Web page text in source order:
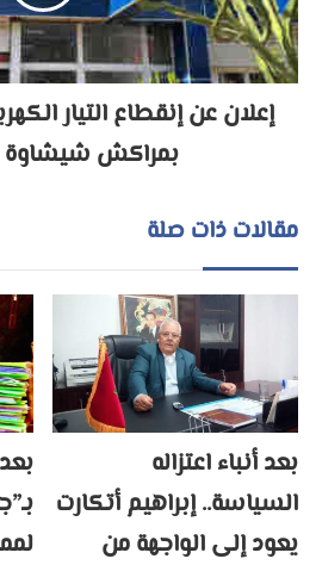
إعلان عن إنقطاع التيار
بمراكش شيشاوة
مقالات ذات صلة
بعد أنباء اعتزاله
السياسة.. إبراهيم أتكارت
يعود إلى الواجهة من